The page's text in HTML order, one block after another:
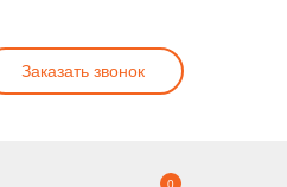
Заказать звонок
0